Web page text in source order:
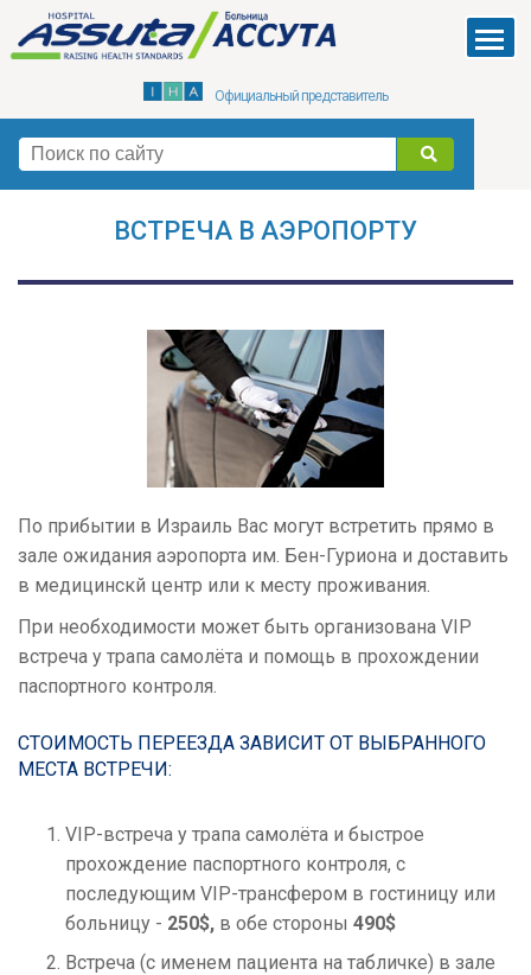
Официальный представитель
поиск
ВСТРЕЧА В АЭРОПОРТУ
По прибытии в Израиль Вас могут встретить прямо в
зале ожидания аэропорта им. Бен-Гуриона и доставить
в медицинскй центр или к месту проживания.
При необходимости может быть организована VIP
встреча у трапа самолёта и помощь в прохождении
паспортного контроля.
СТОИМОСТЬ ПЕРЕЕЗДА ЗАВИСИТ ОТ ВЫБРАННОГО
МЕСТА ВСТРЕЧИ:
VIP-встреча у трапа самолёта и быстрое
прохождение паспортного контроля, с
последующим VIP-трансфером в гостиницу или
больницу - 250$, в обе стороны 490$
Встреча (с именем пациента на табличке) в зале